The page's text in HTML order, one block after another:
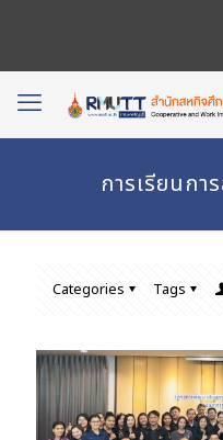
การเรียนกา
Categories Tags